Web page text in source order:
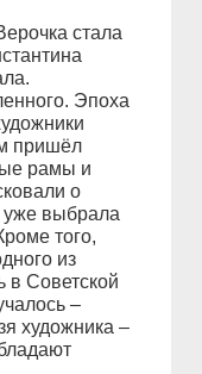
стала
Эпоха
пришёл
рамы и
о
уже выбрала
того,
из
в Советской
–
художника –